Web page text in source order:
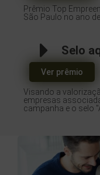
Prêmio Top
São Paulo no ano
Selo
Ver prêmio
Visando a
empresas
campanha e o selo